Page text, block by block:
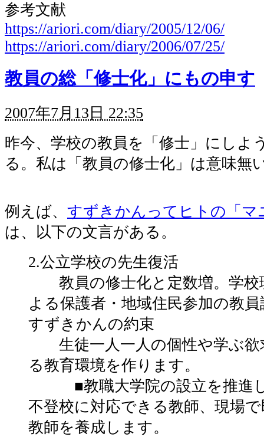
参考文献
https://ariori.com/diary/2005/12/06/
https://ariori.com/diary/2006/07/25/
教員の総「修士化」にもの申す
2007年7月13日 22:35
昨今、学校の教員を「修士」にしよ
る。私は「教員の修士化」は意味無
例えば、 すずきかんってヒトの「マ
は、以下の文言がある。
2.公立学校の先生復活
教員の修士化と定数増。学校
よる保護者・地域住民参加の教員
すずきかんの約束
生徒一人一人の個性や学ぶ欲
る教育環境を作ります。
■教職大学院の設立を推進
不登校に対応できる教師、現場
教師を養成します。